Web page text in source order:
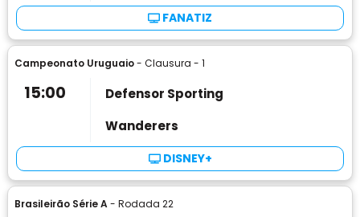
FANATIZ
Campeonato Uruguaio- Clausura - 1
15:00
Defensor Sporting
Wanderers
DISNEY+
Brasileirão Série A- Rodada 22